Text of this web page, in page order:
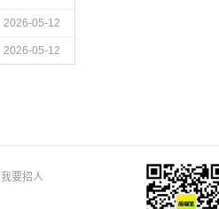
2026-05-12
2026-05-12
我要招人